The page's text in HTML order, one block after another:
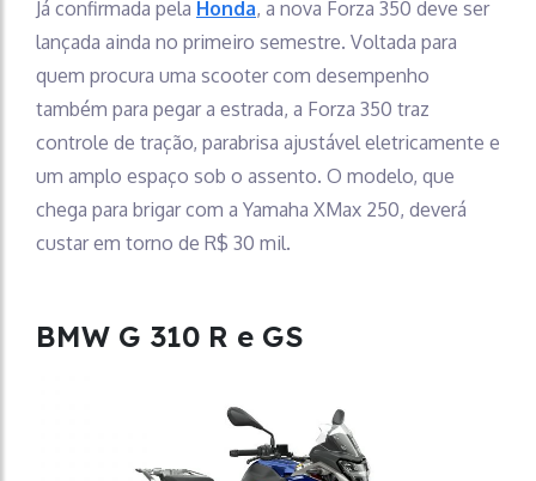
Já confirmada pela Honda, a nova Forza 350 deve ser
lançada ainda no primeiro semestre. Voltada para
quem procura uma scooter com desempenho
também para pegar a estrada, a Forza 350 traz
controle de tração, parabrisa ajustável eletricamente e
um amplo espaço sob o assento. O modelo, que
chega para brigar com a Yamaha XMax 250, deverá
custar em torno de R$ 30 mil.
BMW G 310 R e GS